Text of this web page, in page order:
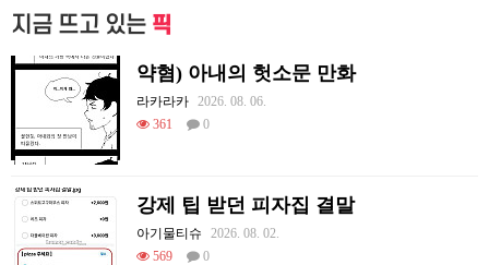
지금 뜨고 있는 픽
약혐) 아내의 헛소문 만화
라카라카 2026. 08. 06.
361
0
강제 팁 받던 피자집 결말
아기물티슈
2026. 08. 02.
569
0